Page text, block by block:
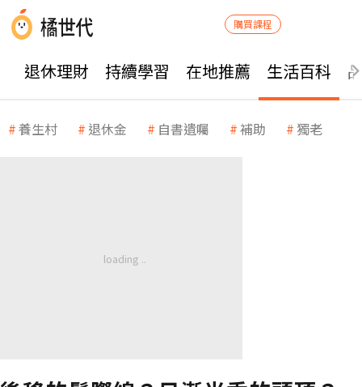
購買課程
退休理財 持續學習 在地推薦 生活百科
養生村 退休金 自書遺囑 補助 獨老